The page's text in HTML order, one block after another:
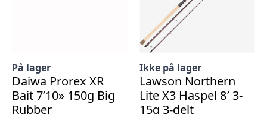
På lager
Daiwa Prorex XR
Bait 7’10» 150g Big
Rubber
Ikke på lager
Lawson Northern
Lite X3 Haspel 8′ 3-
15g 3-delt